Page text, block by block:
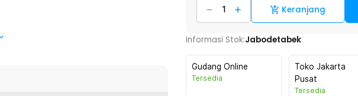
pemakaian dibanding tergeletak di
gantungan ini terbuat dari besi berlapis
Keranjang
Informasi Stok:Jabodetabek
Gudang Online
Tersedia
Toko Jakarta
Pusat
Tersedia